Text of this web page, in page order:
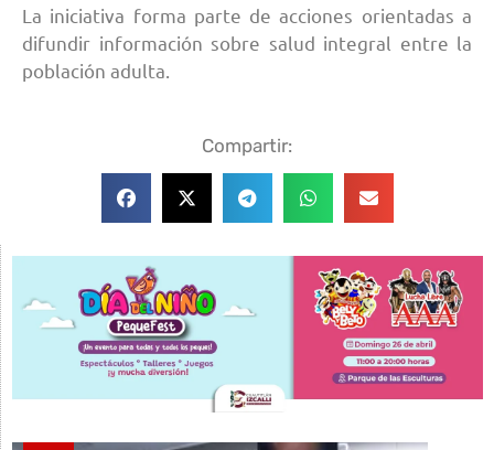
La iniciativa forma parte de acciones orientadas a
difundir información sobre salud integral entre la
población adulta.
Compartir: